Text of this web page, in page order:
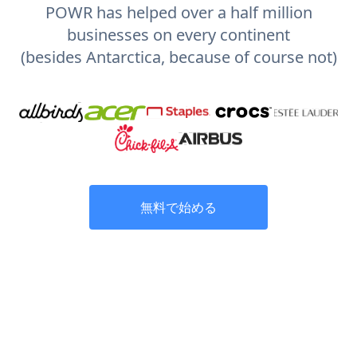
POWR has helped over a half million
businesses on every continent
(besides Antarctica, because of course not)
無料で始める